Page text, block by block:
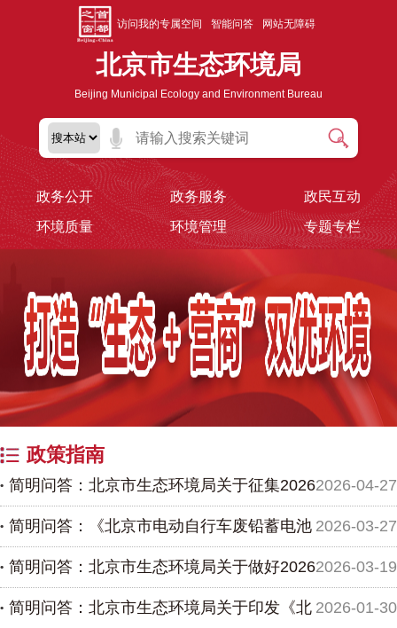
访问我的专属空间 智能问答 网站无障碍
北京市生态环境局
Beijing Municipal Ecology and Environment Bureau
政务公开 政务服务
政民互动
环境质量
环境管理 专题专栏
政策指南
2026-04-27
简明问答：北京市生态环境局关于征集2026
年优秀低碳项目的通知 2026-03-27
简明问答：《北京市电动自行车废铅蓄电池
回收处理环境管理办法（试行）》相关问题及解答
2026-03-19
简明问答：北京市生态环境局关于做好2026
年本市碳排放单位管理和碳排放权交易有关工作的通知
2026-01-30
简明问答：北京市生态环境局关于印发《北